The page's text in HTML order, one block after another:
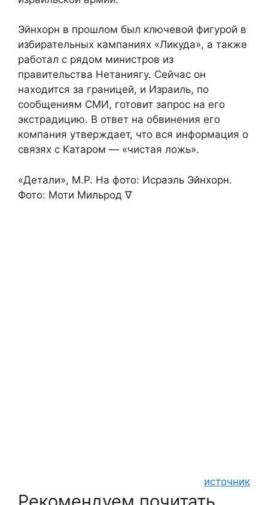
Эйнхорн в прошлом был ключевой фигурой в
избирательных кампаниях «Ликуда», а также
работал с рядом министров из
правительства Нетаниягу. Сейчас он
находится за границей, и Израиль, по
сообщениям СМИ, готовит запрос на его
экстрадицию. В ответ на обвинения его
компания утверждает, что вся информация о
связях с Катаром — «чистая ложь».
«Детали», М.Р. На фото: Исраэль Эйнхорн.
Фото: Моти Мильрод ∇
источник